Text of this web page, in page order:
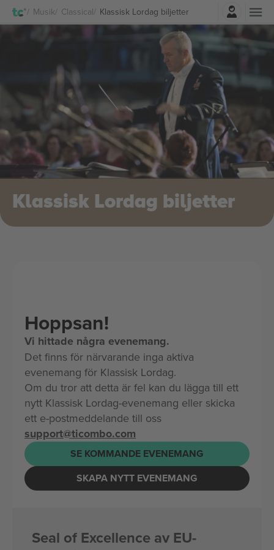
Musik Classical Klassisk Lordag biljetter
Logga in
Klassisk Lordag biljetter
Hoppsan!
Vi hittade några evenemang.
Det finns för närvarande inga aktiva
evenemang för Klassisk Lordag.
Om du tror att detta är fel kan du lägga till ett
nytt Klassisk Lordag-evenemang eller skicka
ett e-postmeddelande till oss
support@ticombo.com
SE KOMMANDE EVENEMANG
SKAPA NYTT EVENEMANG
Seal of Excellence av EU-